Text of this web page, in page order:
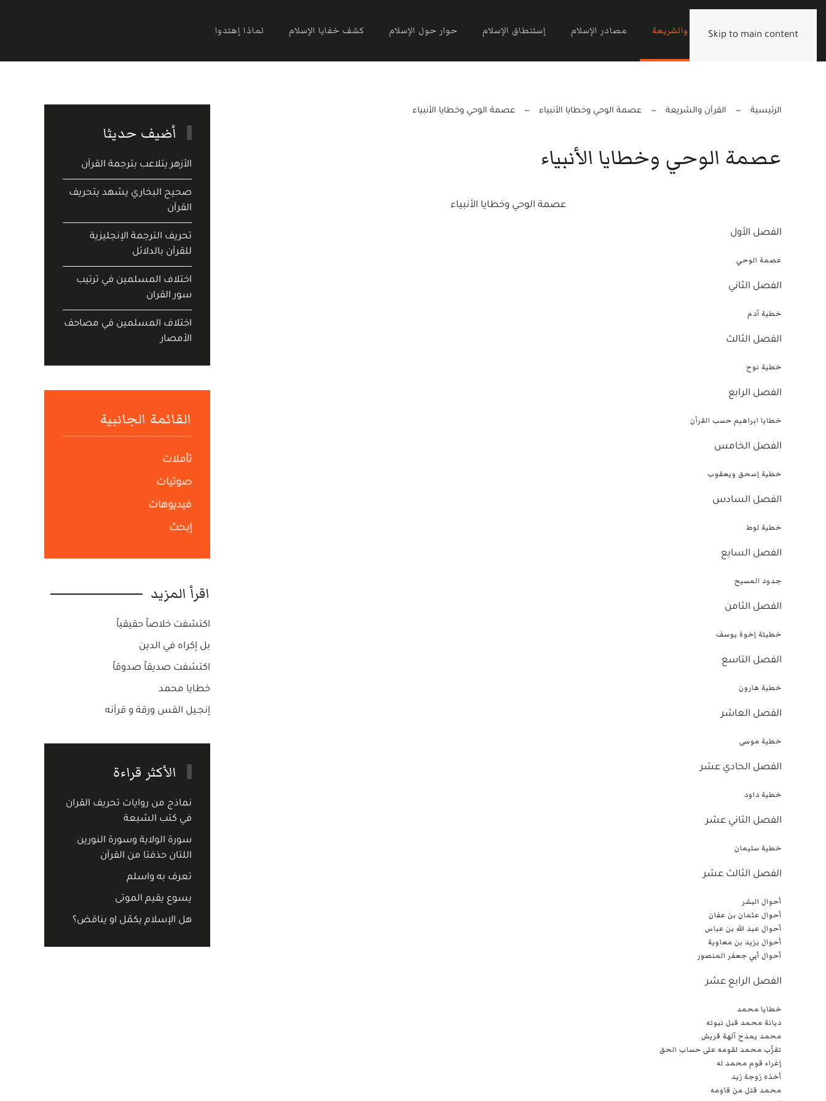
Skip to main content
الرئيسية القرآن والشريعة مصادر الإسلام إستنطاق الإسلام حوار حول الإسلام كشف خفايا الإسلام لماذا إهتدوا
الرئيسية القرآن والشريعة عصمة الوحي وخطايا الأنبياء عصمة الوحي وخطايا الأنبياء
عصمة الوحي وخطايا الأنبياء
عصمة الوحي وخطايا الأنبياء
الفصل الأول
عصمة الوحي
الفصل الثاني
خطية آدم
الفصل الثالث
خطية نوح
الفصل الرابع
خطايا ابراهيم حسب القرآن
الفصل الخامس
خطية إسحق ويعقوب
الفصل السادس
خطية لوط
الفصل السابع
جدود المسيح
الفصل الثامن
خطيئة إخوة يوسف
الفصل التاسع
خطية هارون
الفصل العاشر
خطية موسى
الفصل الحادي عشر
خطية داود
الفصل الثاني عشر
خطية سليمان
الفصل الثالث عشر
أحوال البشر
أحوال عثمان بن عفان
أحوال عبد الله بن عباس
أحوال يزيد بن معاوية
أحوال أبي جعفر المنصور
الفصل الرابع عشر
خطايا محمد
ديانة محمد قبل نبوته
محمد يمدح آلهة قريش
تقرُّب محمد لقومه على حساب الحق
إغراء قوم محمد له
أخذه زوجة زيد
محمد قتل من قاومه
أضيف حديثا
الأزهر يتلاعب بترجمة القرآن
صحيح البخاري يشهد يتحريف
القرآن
تحريف الترجمة الإنجليزية
للقرآن بالدلائل
اختلاف المسلمين في ترتيب
سور القران
اختلاف المسلمين في مصاحف
الأمصار
القائمة الجانبية
تأملات
صوتيات
فيديوهات
إبحث
اقرأ المزيد
اكتشفت خلاصاً حقيقياً
بل إكراه في الدين
اكتشفت صديقاً صدوقاً
خطايا محمد
إنجـيل القس ورقة و قرآنه
الأكثر قراءة
نماذج من روايات تحريف القران
في كتب الشيعة
سورة الولاية وسورة النورين
اللتان حذفتا من القرآن
تعرف به واسلم
يسوع يقيم الموتى
هل الإسلام يكمّل او يناقض؟